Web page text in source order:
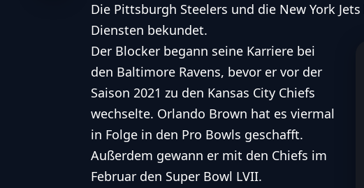
Die Pittsburgh Steelers und die New York Jets
Diensten bekundet.
Der Blocker begann seine Karriere bei
den Baltimore Ravens, bevor er vor der
Saison 2021 zu den Kansas City Chiefs
wechselte. Orlando Brown hat es viermal
in Folge in den Pro Bowls geschafft.
Außerdem gewann er mit den Chiefs im
Februar den Super Bowl LVII.